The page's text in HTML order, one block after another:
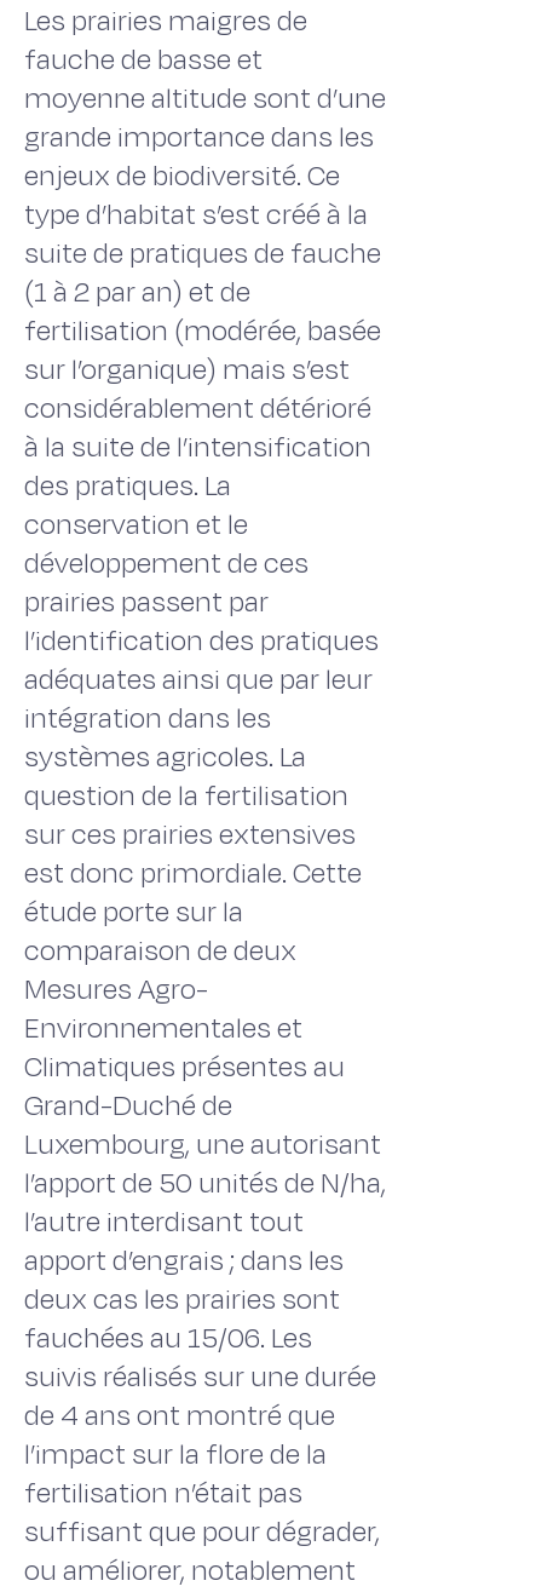
Les prairies maigres de
fauche de basse et
moyenne altitude sont d’une
grande importance dans les
enjeux de biodiversité. Ce
type d’habitat s’est créé à la
suite de pratiques de fauche
(1 à 2 par an) et de
fertilisation (modérée, basée
sur l’organique) mais s’est
considérablement détérioré
à la suite de l’intensification
des pratiques. La
conservation et le
développement de ces
prairies passent par
l’identification des pratiques
adéquates ainsi que par leur
intégration dans les
systèmes agricoles. La
question de la fertilisation
sur ces prairies extensives
est donc primordiale. Cette
étude porte sur la
comparaison de deux
Mesures Agro-
Environnementales et
Climatiques présentes au
Grand-Duché de
Luxembourg, une autorisant
l’apport de 50 unités de N/ha,
l’autre interdisant tout
apport d’engrais ; dans les
deux cas les prairies sont
fauchées au 15/06. Les
suivis réalisés sur une durée
de 4 ans ont montré que
l’impact sur la flore de la
fertilisation n’était pas
suffisant que pour dégrader,
ou améliorer, notablement